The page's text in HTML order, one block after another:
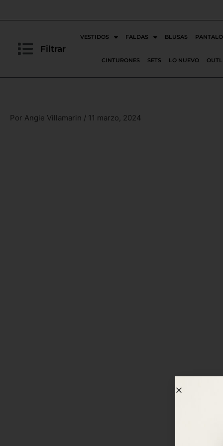
Filtrar
VESTIDOS FALDAS BLUSAS
CINTURONES SETS LO NUEVO
Por Angie Villamarin / 11 marzo, 2024